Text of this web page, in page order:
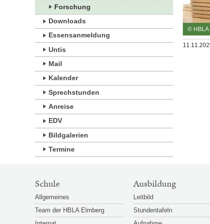
Forschung
Downloads
Essensanmeldung
Untis
Mail
Kalender
Sprechstunden
Anreise
EDV
Bildgalerien
Termine
© HBLA
SITEMAP-
NAVIGATION
Schule
Allgemeines
Team der HBLA Elmberg
Ausbildung
Leitbild
Stundentafeln